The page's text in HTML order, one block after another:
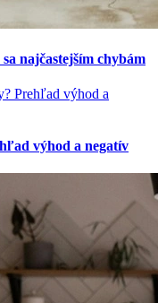
najčastejším chybám
výhod a negatív